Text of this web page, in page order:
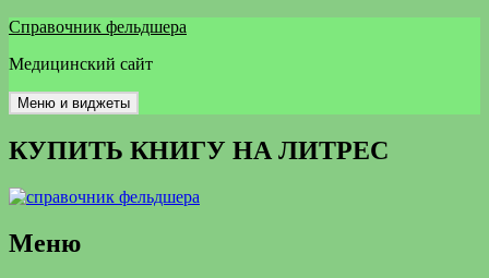
Перейти
содержимому
Справочник фельдшера
Медицинский сайт
Меню и виджеты
КУПИТЬ КНИГУ НА ЛИТРЕС
Меню